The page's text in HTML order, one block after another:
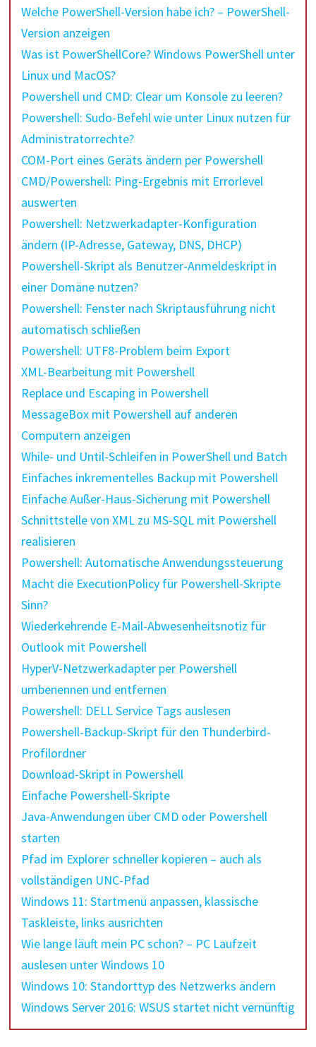
Welche PowerShell-Version habe ich? – PowerShell-
Version anzeigen
Was ist PowerShellCore? Windows PowerShell unter
Linux und MacOS?
Powershell und CMD: Clear um Konsole zu leeren?
Powershell: Sudo-Befehl wie unter Linux nutzen für
Administratorrechte?
COM-Port eines Geräts ändern per Powershell
CMD/Powershell: Ping-Ergebnis mit Errorlevel
auswerten
Powershell: Netzwerkadapter-Konfiguration
ändern (IP-Adresse, Gateway, DNS, DHCP)
Powershell-Skript als Benutzer-Anmeldeskript in
einer Domäne nutzen?
Powershell: Fenster nach Skriptausführung nicht
automatisch schließen
Powershell: UTF8-Problem beim Export
XML-Bearbeitung mit Powershell
Replace und Escaping in Powershell
MessageBox mit Powershell auf anderen
Computern anzeigen
While- und Until-Schleifen in PowerShell und Batch
Einfaches inkrementelles Backup mit Powershell
Einfache Außer-Haus-Sicherung mit Powershell
Schnittstelle von XML zu MS-SQL mit Powershell
realisieren
Powershell: Automatische Anwendungssteuerung
Macht die ExecutionPolicy für Powershell-Skripte
Sinn?
Wiederkehrende E-Mail-Abwesenheitsnotiz für
Outlook mit Powershell
HyperV-Netzwerkadapter per Powershell
umbenennen und entfernen
Powershell: DELL Service Tags auslesen
Powershell-Backup-Skript für den Thunderbird-
Profilordner
Download-Skript in Powershell
Einfache Powershell-Skripte
Java-Anwendungen über CMD oder Powershell
starten
Pfad im Explorer schneller kopieren – auch als
vollständigen UNC-Pfad
Windows 11: Startmenü anpassen, klassische
Taskleiste, links ausrichten
Wie lange läuft mein PC schon? – PC Laufzeit
auslesen unter Windows 10
Windows 10: Standorttyp des Netzwerks ändern
Windows Server 2016: WSUS startet nicht vernünftig